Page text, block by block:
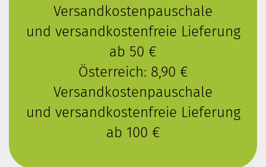
Versandkostenpauschale
und versandkostenfreie Lieferung
ab 50 €
Österreich: 8,90 €
Versandkostenpauschale
und versandkostenfreie Lieferung
ab 100 €